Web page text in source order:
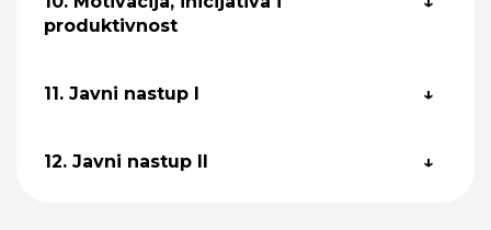
produktivnost
11. Javni nastup I
12. Javni nastup II